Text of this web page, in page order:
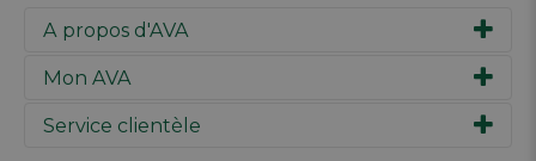
A propos d'AVA
Notre histoire
Travailler chez AVA
Mon AVA
Inspiration
Service clientèle